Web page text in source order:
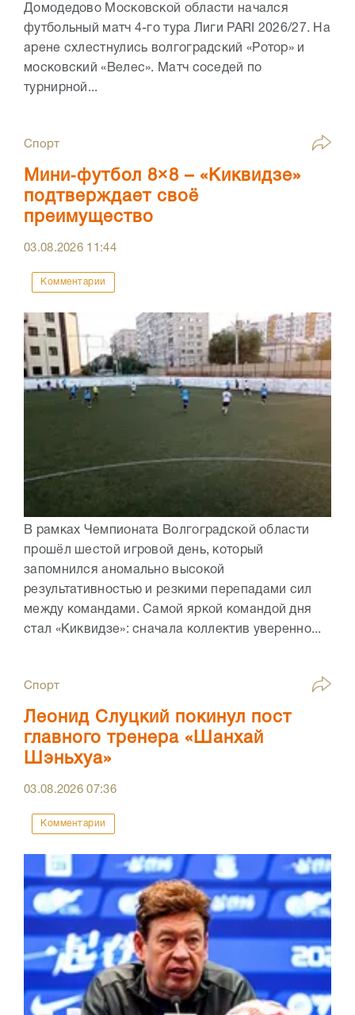
Домодедово Московской области начался
футбольный матч 4-го тура Лиги PARI 2026/27. На
арене схлестнулись волгоградский «Ротор» и
московский «Велес». Матч соседей по
турнирной...
Спорт
Мини‑футбол 8×8 – «Киквидзе»
подтверждает своё
преимущество
03.08.2026 11:44
Комментарии
В рамках Чемпионата Волгоградской области
прошёл шестой игровой день, который
запомнился аномально высокой
результативностью и резкими перепадами сил
между командами. Самой яркой командой дня
стал «Киквидзе»: сначала коллектив уверенно...
Спорт
Леонид Слуцкий покинул пост
главного тренера «Шанхай
Шэньхуа»
03.08.202607:36
Комментарии